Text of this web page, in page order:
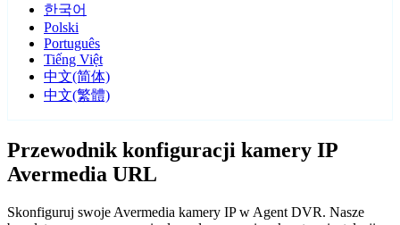
한국어
Polski
Português
Tiếng Việt
中文(简体)
中文(繁體)
Przewodnik konfiguracji kamery IP
Avermedia URL
Skonfiguruj swoje Avermedia kamery IP w Agent DVR. Nasze